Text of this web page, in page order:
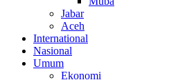
Jabar
Aceh
International
Nasional
Umum
Ekonomi